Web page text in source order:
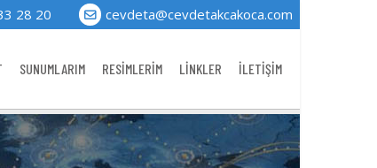
28 20 cevdeta@cevdetakcakoca.com
SUNUMLARIM RESİMLERİM LİNKLER İLETİŞİM